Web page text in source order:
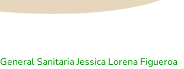
Sanitaria Jessica Lorena Figueroa